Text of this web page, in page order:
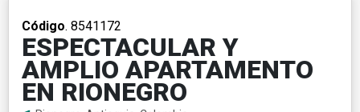
Código. 8541172
ESPECTACULAR Y
AMPLIO APARTAMENTO
EN RIONEGRO